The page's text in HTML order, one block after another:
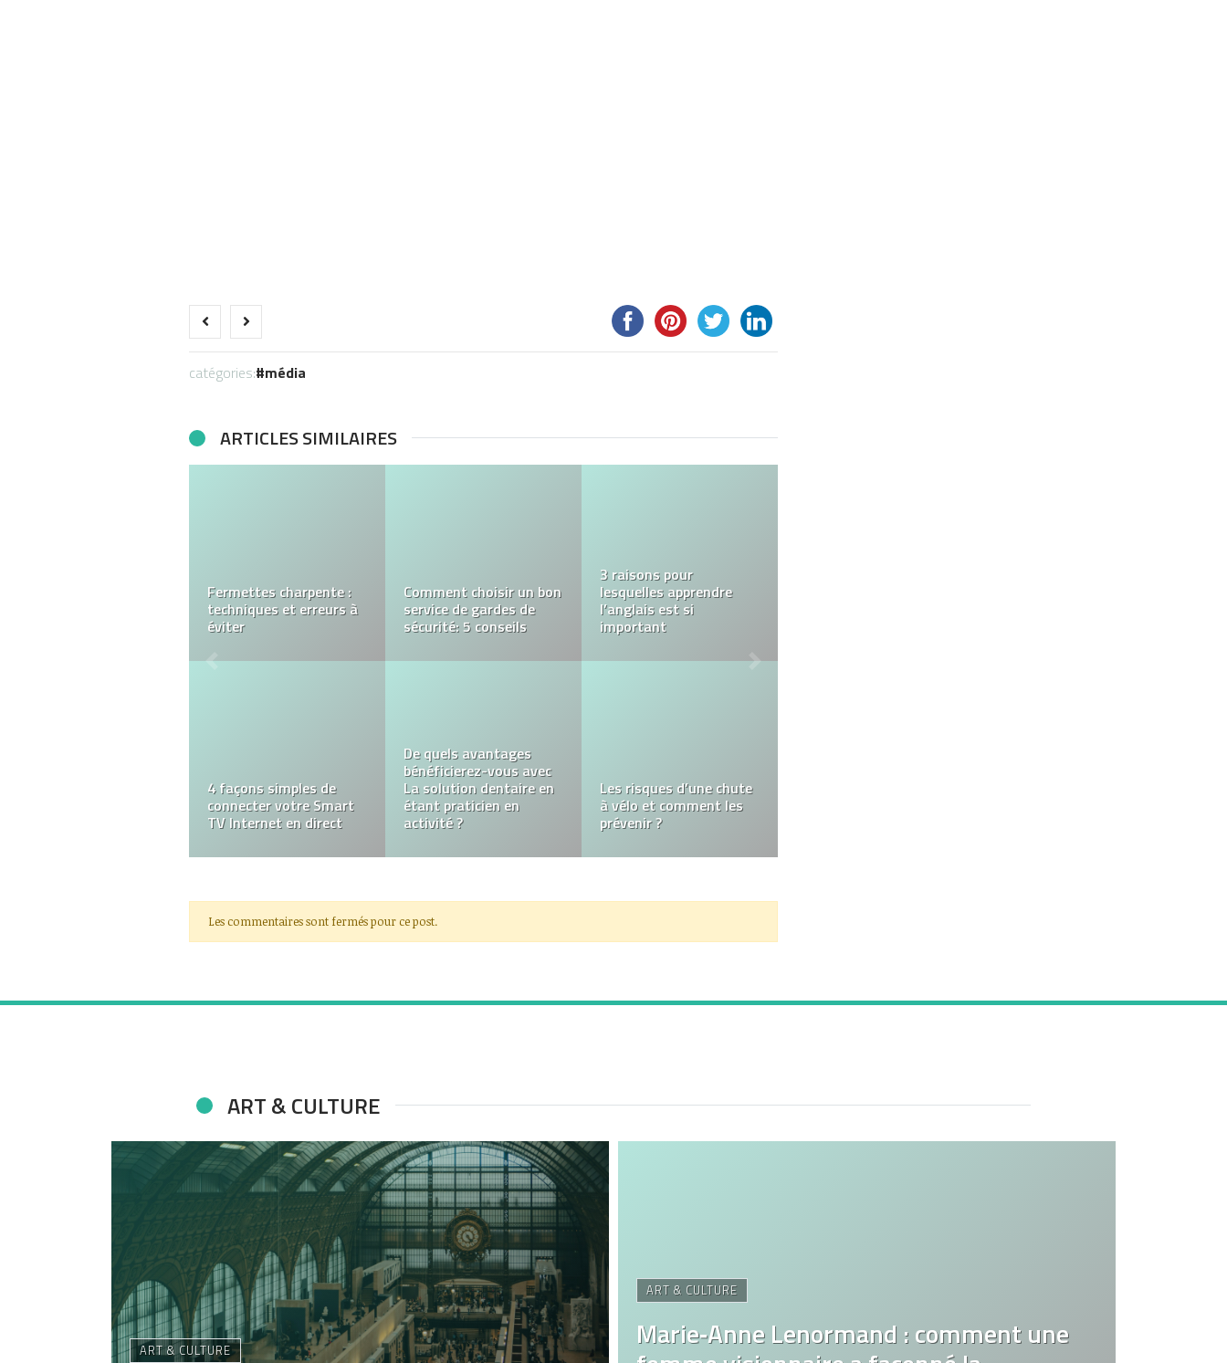
catégories: média
ARTICLES SIMILAIRES
LA GRENOUILLERE pour
une soirée pyjama
réussi Qu’est-ce qu’un hamac?
Les éléments à
rechercher dans une
agence digitale
Les avantages de faire
appel à un photographe
corporate
Les solutions pour se
développer sur internet
Voici pourquoi vous
devriez utiliser un
grinder
Les commentaires sont fermés pour ce post.
ART & CULTURE
ART & CULTURE
ART & CULTURE
Marie‑Anne Lenormand : comment une